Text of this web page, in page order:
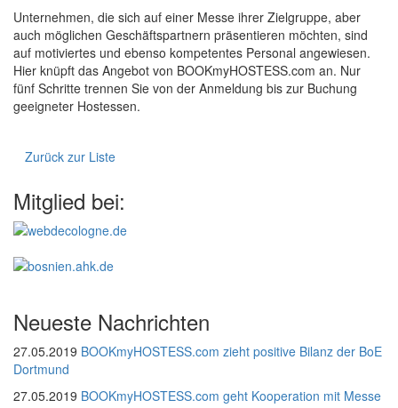
Unternehmen, die sich auf einer Messe ihrer Zielgruppe, aber
auch möglichen Geschäftspartnern präsentieren möchten, sind
auf motiviertes und ebenso kompetentes Personal angewiesen.
Hier knüpft das Angebot von BOOKmyHOSTESS.com an. Nur
fünf Schritte trennen Sie von der Anmeldung bis zur Buchung
geeigneter Hostessen.
Zurück zur Liste
Mitglied bei:
Neueste Nachrichten
27.05.2019 BOOKmyHOSTESS.com zieht positive Bilanz der BoE
Dortmund
27.05.2019 BOOKmyHOSTESS.com geht Kooperation mit Messe